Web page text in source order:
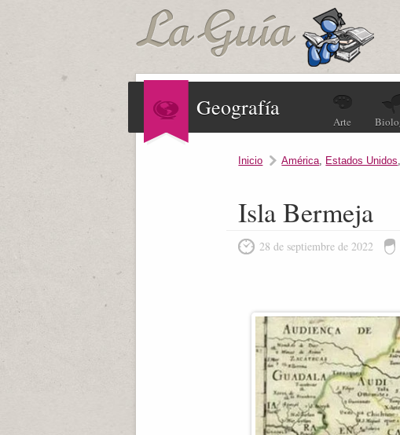
Geografía
Arte
Inicio América, Estados Unidos,
Isla Bermeja
28 de septiembre de 2022